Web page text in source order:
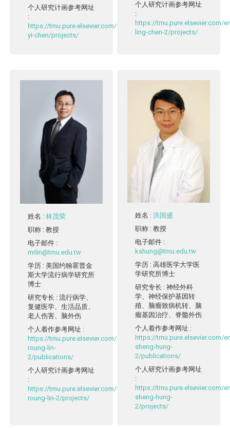
个人研究计画参考网址
:
https://tmu.pure.elsevier.com/en/persons/cheng-
yi-chen/projects/
个人研究计画参考网址
:
https://tmu.pure.elsevier.com/
ling-chen-2/projects/
姓名 :林茂荣
职称 : 教授
电子邮件 :
mrlin@tmu.edu.tw
学历 : 美国约翰霍普金
斯大学流行病学研究所
博士
研究专长 : 流行病学、
复健医学、生活品质、
老人伤害、脑外伤
个人着作参考网址 :
https://tmu.pure.elsevier.com/en/persons/mau-
roung-lin-
2/publications/
个人研究计画参考网址
:
https://tmu.pure.elsevier.com/en/persons/mau-
roung-lin-2/projects/
姓名 :洪国盛
职称 : 教授
电子邮件 :
kshung@tmu.edu.tw
学历 : 高雄医学大学医
学研究所博士
研究专长 : 神经外科
学、神经保护基因转
殖、脑瘤致病机转、脑
瘤基因治疗、脊髓外伤
个人着作参考网址 :
https://tmu.pure.elsevier.com/
sheng-hung-
2/publications/
个人研究计画参考网址
:
https://tmu.pure.elsevier.com/
sheng-hung-
2/projects/